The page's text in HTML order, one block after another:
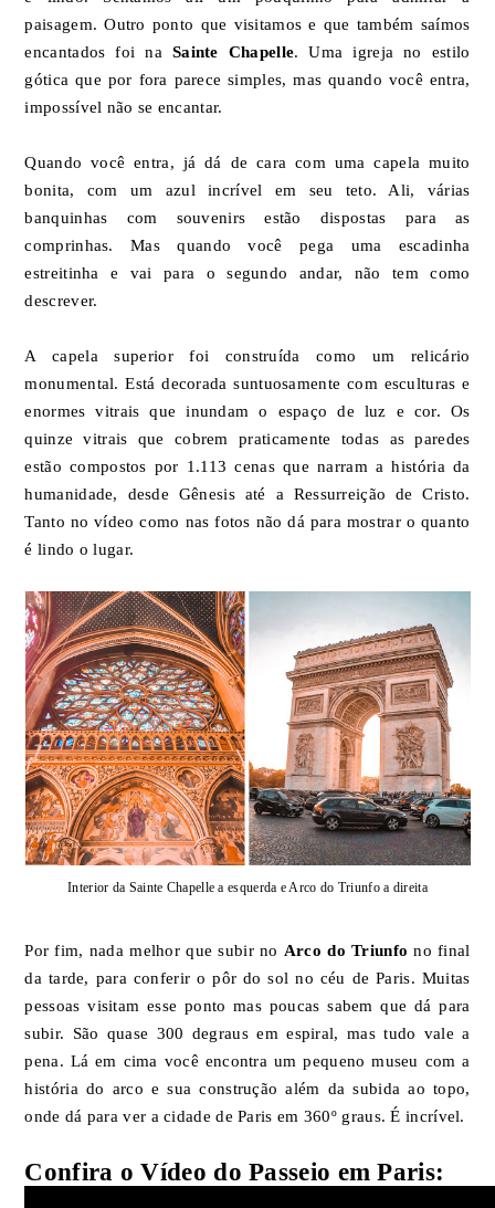
paisagem. Outro ponto que visitamos e que também saímos
encantados foi na Sainte Chapelle. Uma igreja no estilo
gótica que por fora parece simples, mas quando você entra,
impossível não se encantar.
Quando você entra, já dá de cara com uma capela muito
bonita, com um azul incrível em seu teto. Ali, várias
banquinhas com souvenirs estão dispostas para as
comprinhas. Mas quando você pega uma escadinha
estreitinha e vai para o segundo andar, não tem como
descrever.
A capela superior foi construída como um relicário
monumental. Está decorada suntuosamente com esculturas e
enormes vitrais que inundam o espaço de luz e cor. Os
quinze vitrais que cobrem praticamente todas as paredes
estão compostos por 1.113 cenas que narram a história da
humanidade, desde Gênesis até a Ressurreição de Cristo.
Tanto no vídeo como nas fotos não dá para mostrar o quanto
é lindo o lugar.
Interior da Sainte Chapelle a esquerda e Arco do Triunfo a direita
Por fim, nada melhor que subir no Arco do Triunfo no final
da tarde, para conferir o pôr do sol no céu de Paris. Muitas
pessoas visitam esse ponto mas poucas sabem que dá para
subir. São quase 300 degraus em espiral, mas tudo vale a
pena. Lá em cima você encontra um pequeno museu com a
história do arco e sua construção além da subida ao topo,
onde dá para ver a cidade de Paris em 360º graus. É incrível.
Confira o Vídeo do Passeio em Paris: